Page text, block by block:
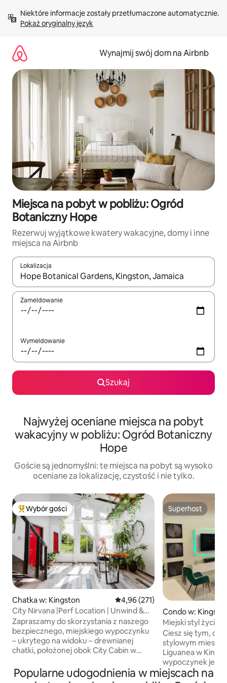
treści Pokaż oryginalny język
Wynajmij swój dom na Airbnb
Miejsca na pobyt w pobliżu: Ogród
Botaniczny Hope
Rezerwuj wyjątkowe kwatery wakacyjne, domy i inne
miejsca na Airbnb
Lokalizacja
Gdy wyniki będą dostępne, możesz poruszać się po nich za
Zameldowanie
Wymeldowanie
Szukaj
Najwyżej oceniane miejsca na pobyt
wakacyjny w pobliżu: Ogród Botaniczny
Hope
Goście są jednomyślni: te miejsca na pobyt są wysoko
oceniane za lokalizację, czystość i nie tylko.
Najpopularniejsze z kategorii Wybór gości
Wybór gości
Chatka w: Kingston Średnia ocena: 4,96 na 5, liczba
4,96 (271)
City Nirvana |Perf Location | Unwind &
Enjoy
Zapraszamy do skorzystania z naszego
bezpiecznego, miejskiego wypoczynku
– ukrytego na widoku – drewnianej
chatki, położonej obok City Cabin w
Ponownie połącz się z naturą, ciesz się
niesamowitymi widokami na góry,
Superhost
Superhost
Condo w:
Miejski styl życia
Liguanea
Ciesz się tym, co
stylowym
Liguanea w
wypoczynek jest
pobliżu:
Popularne udogodnienia w miejscach na